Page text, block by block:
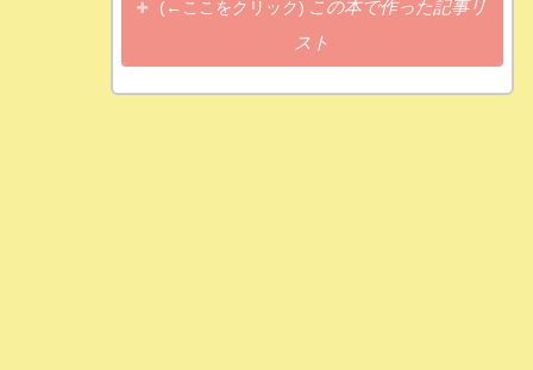
(←ここをクリック) この本で作った記事リ
スト